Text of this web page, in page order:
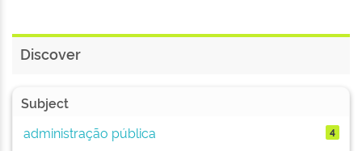
Discover
Subject
administração pública
4